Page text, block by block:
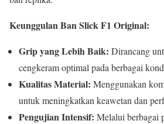
Keunggulan Ban Slick F1 Original:
Grip yang Lebih Baik: Dirancang
cengkeram optimal pada berbagai
Kualitas Material: Menggunakan
untuk meningkatkan keawetan dan
Pengujian Intensif: Melalui berbagai